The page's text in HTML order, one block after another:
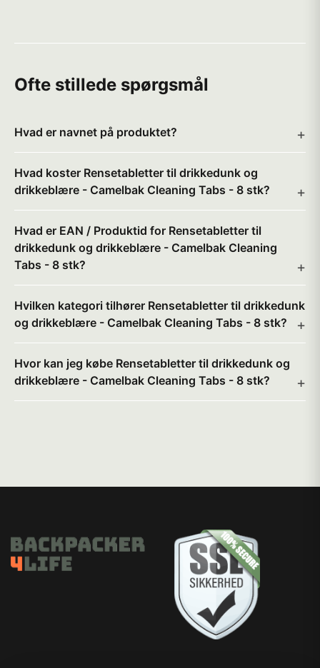
Ofte stillede spørgsmål
Hvad er navnet på produktet?
Hvad koster Rensetabletter til drikkedunk og
drikkeblære - Camelbak Cleaning Tabs - 8 stk?
Hvad er EAN / Produktid for Rensetabletter til
drikkedunk og drikkeblære - Camelbak Cleaning
Tabs - 8 stk?
Hvilken kategori tilhører Rensetabletter til drikkedunk
og drikkeblære - Camelbak Cleaning Tabs - 8 stk?
Hvor kan jeg købe Rensetabletter til drikkedunk og
drikkeblære - Camelbak Cleaning Tabs - 8 stk?